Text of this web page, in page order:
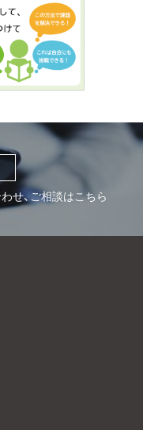
せ、ご相談はこちら